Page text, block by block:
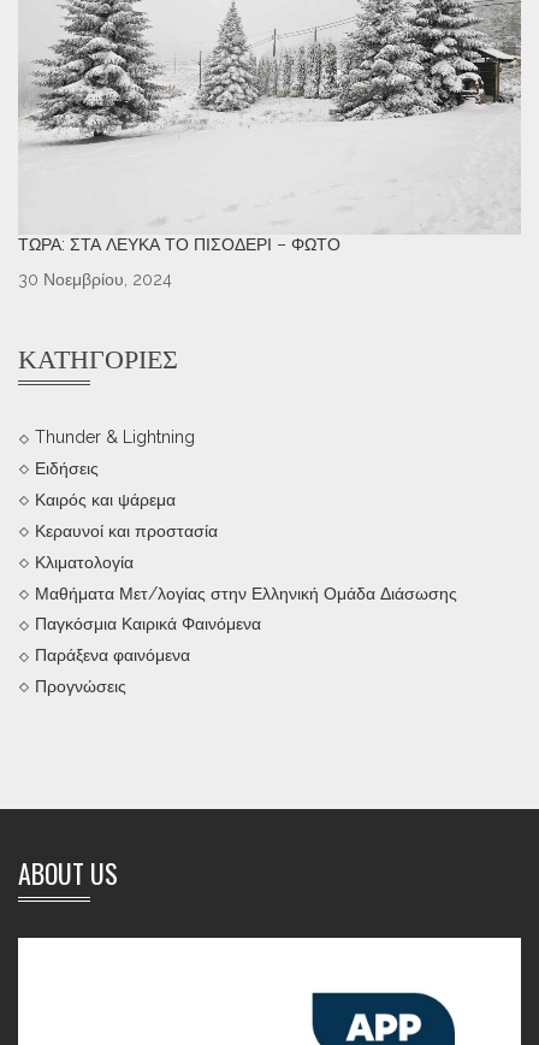
ΤΏΡΑ: ΣΤΑ ΛΕΥΚΆ ΤΟ ΠΙΣΟΔΈΡΙ – ΦΩΤΌ
30 Νοεμβρίου, 2024
ΚΑΤΗΓΟΡΊΕΣ
Thunder & Lightning
Ειδήσεις
Καιρός και ψάρεμα
Κεραυνοί και προστασία
Κλιματολογία
Μαθήματα Μετ/λογίας στην Ελληνική Ομάδα Διάσωσης
Παγκόσμια Καιρικά Φαινόμενα
Παράξενα φαινόμενα
Προγνώσεις
ABOUT US